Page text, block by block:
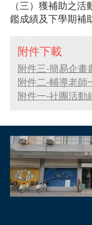
（三）獲補助之
鑑成績及下學期補
附件下載
附件三-簡易企
附件二-輔導老師
附件一-社團活動